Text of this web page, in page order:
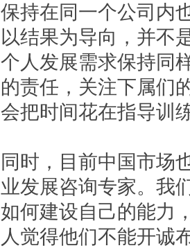
保持在同一个公司内
以结果为导向，并不
个人发展需求保持同
的责任，关注下属们
会把时间花在指导训
同时，目前中国市场
业发展咨询专家。我
如何建设自己的能力
人觉得他们不能开诚